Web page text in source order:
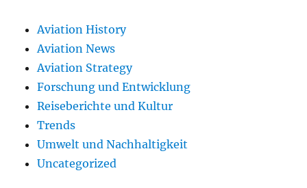
Aviation History
Aviation News
Aviation Strategy
Forschung und Entwicklung
Reiseberichte und Kultur
Trends
Umwelt und Nachhaltigkeit
Uncategorized